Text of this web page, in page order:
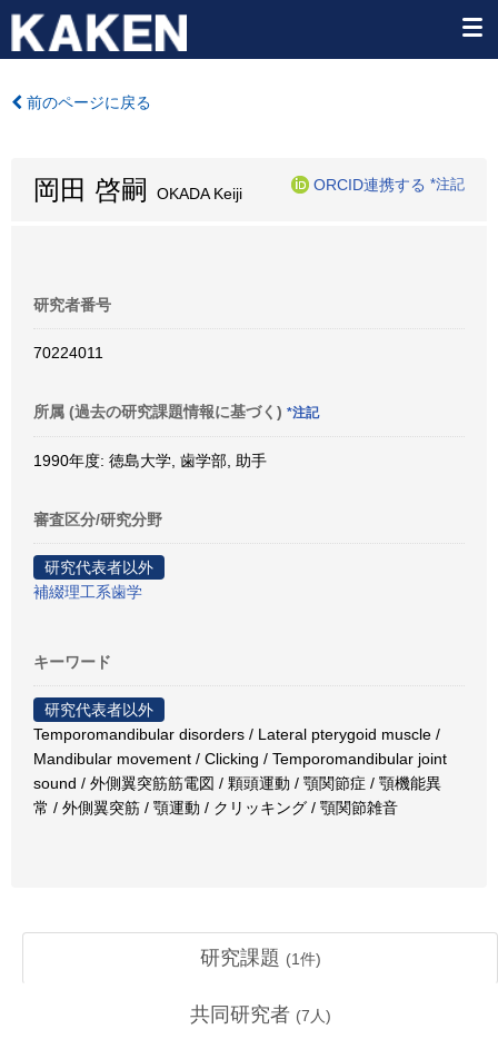
前のページに戻る
岡田 啓嗣 OKADA Keiji
ORCID連携する *注記
研究者番号
70224011
所属 (過去の研究課題情報に基づく) *注記
1990年度: 徳島大学, 歯学部, 助手
審査区分/研究分野
研究代表者以外
補綴理工系歯学
キーワード
研究代表者以外
Temporomandibular disorders / Lateral pterygoid muscle /
Mandibular movement / Clicking / Temporomandibular joint
sound / 外側翼突筋筋電図 / 顆頭運動 / 顎関節症 / 顎機能異
常 / 外側翼突筋 / 顎運動 / クリッキング / 顎関節雑音
研究課題 (1件)
共同研究者 (7 人)